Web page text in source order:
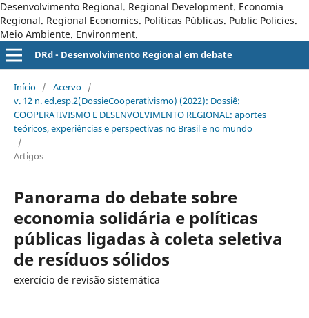
Desenvolvimento Regional. Regional Development. Economia
Regional. Regional Economics. Políticas Públicas. Public Policies.
Meio Ambiente. Environment.
DRd - Desenvolvimento Regional em debate
Início / Acervo /
v. 12 n. ed.esp.2(DossieCooperativismo) (2022): Dossiê:
COOPERATIVISMO E DESENVOLVIMENTO REGIONAL: aportes
teóricos, experiências e perspectivas no Brasil e no mundo
/
Artigos
Panorama do debate sobre
economia solidária e políticas
públicas ligadas à coleta seletiva
de resíduos sólidos
exercício de revisão sistemática